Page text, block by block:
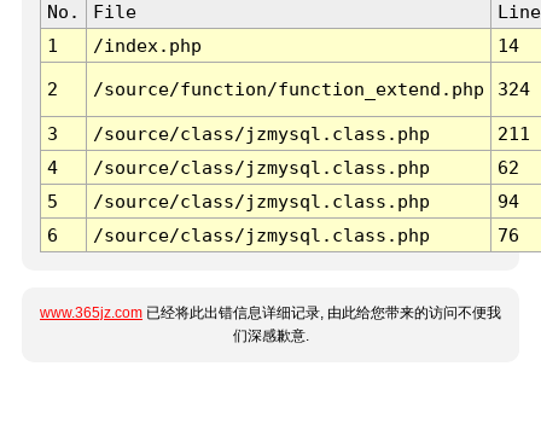
No. File
Line
1
/index.php 14
2 /source/function/function_extend.php 324
3 /source/class/jzmysql.class.php
211
4
/source/class/jzmysql.class.php
62
5
/source/class/jzmysql.class.php
94
6
/source/class/jzmysql.class.php 76
www.365jz.com 已经将此出错信息详细记录, 由此给您带来的访问不便我
们深感歉意.